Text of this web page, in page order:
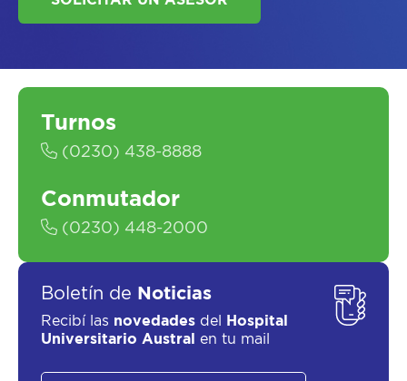
ASESORATE SOBRE
Turnos
(0230) 438-8888
Conmutador
(0230) 448-2000
Boletín de Noticias
Recibí las novedades del
Hospital
Universitario Austral
en tu mail